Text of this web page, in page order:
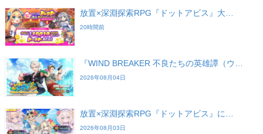
放置×深淵探索RPG『ドットアビス』大…
20時間前
『WIND BREAKER 不良たちの英雄譚（ウ…
2026年08月04日
放置×深淵探索RPG『ドットアビス』に…
2026年08月03日